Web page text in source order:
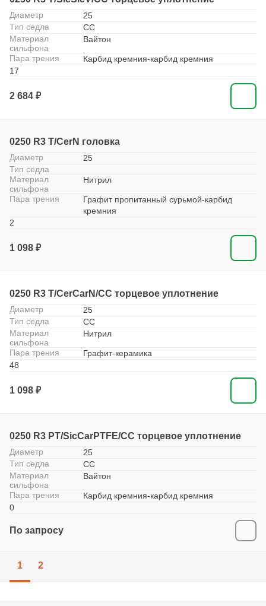
Диаметр
25
Тип седла
СС
Материал
сильфона
Вайтон
Пара трения
Карбид кремния-карбид кремния
17
2 684 ₽
0250 R3 T/CerN головка
Диаметр
25
Тип седла
Материал
сильфона
Нитрил
Пара трения
Графит пропитанный сурьмой-карбид
кремния
2
1 098 ₽
0250 R3 T/CerCarN/CC торцевое уплотнение
Диаметр
25
Тип седла
СС
Материал
сильфона
Нитрил
Пара трения
Графит-керамика
48
1 098 ₽
0250 R3 PT/SicCarPTFE/CC торцевое уплотнение
Диаметр
25
Тип седла
СС
Материал
сильфона
Вайтон
Пара трения
Карбид кремния-карбид кремния
0
По запросу
1 2